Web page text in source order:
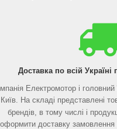
Доставка по всій
Електромотор і головний
Київ. На складі представлені
брендів, в тому числі і
оформити доставку замовлення